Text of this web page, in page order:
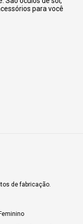
para você
de fabricação.